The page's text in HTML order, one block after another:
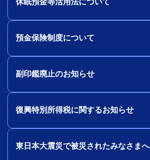
休眠預金等活用法について
預金保険制度について
副印鑑廃止のお知らせ
復興特別所得税に関するお知らせ
東日本大震災で被災されたみなさまへ